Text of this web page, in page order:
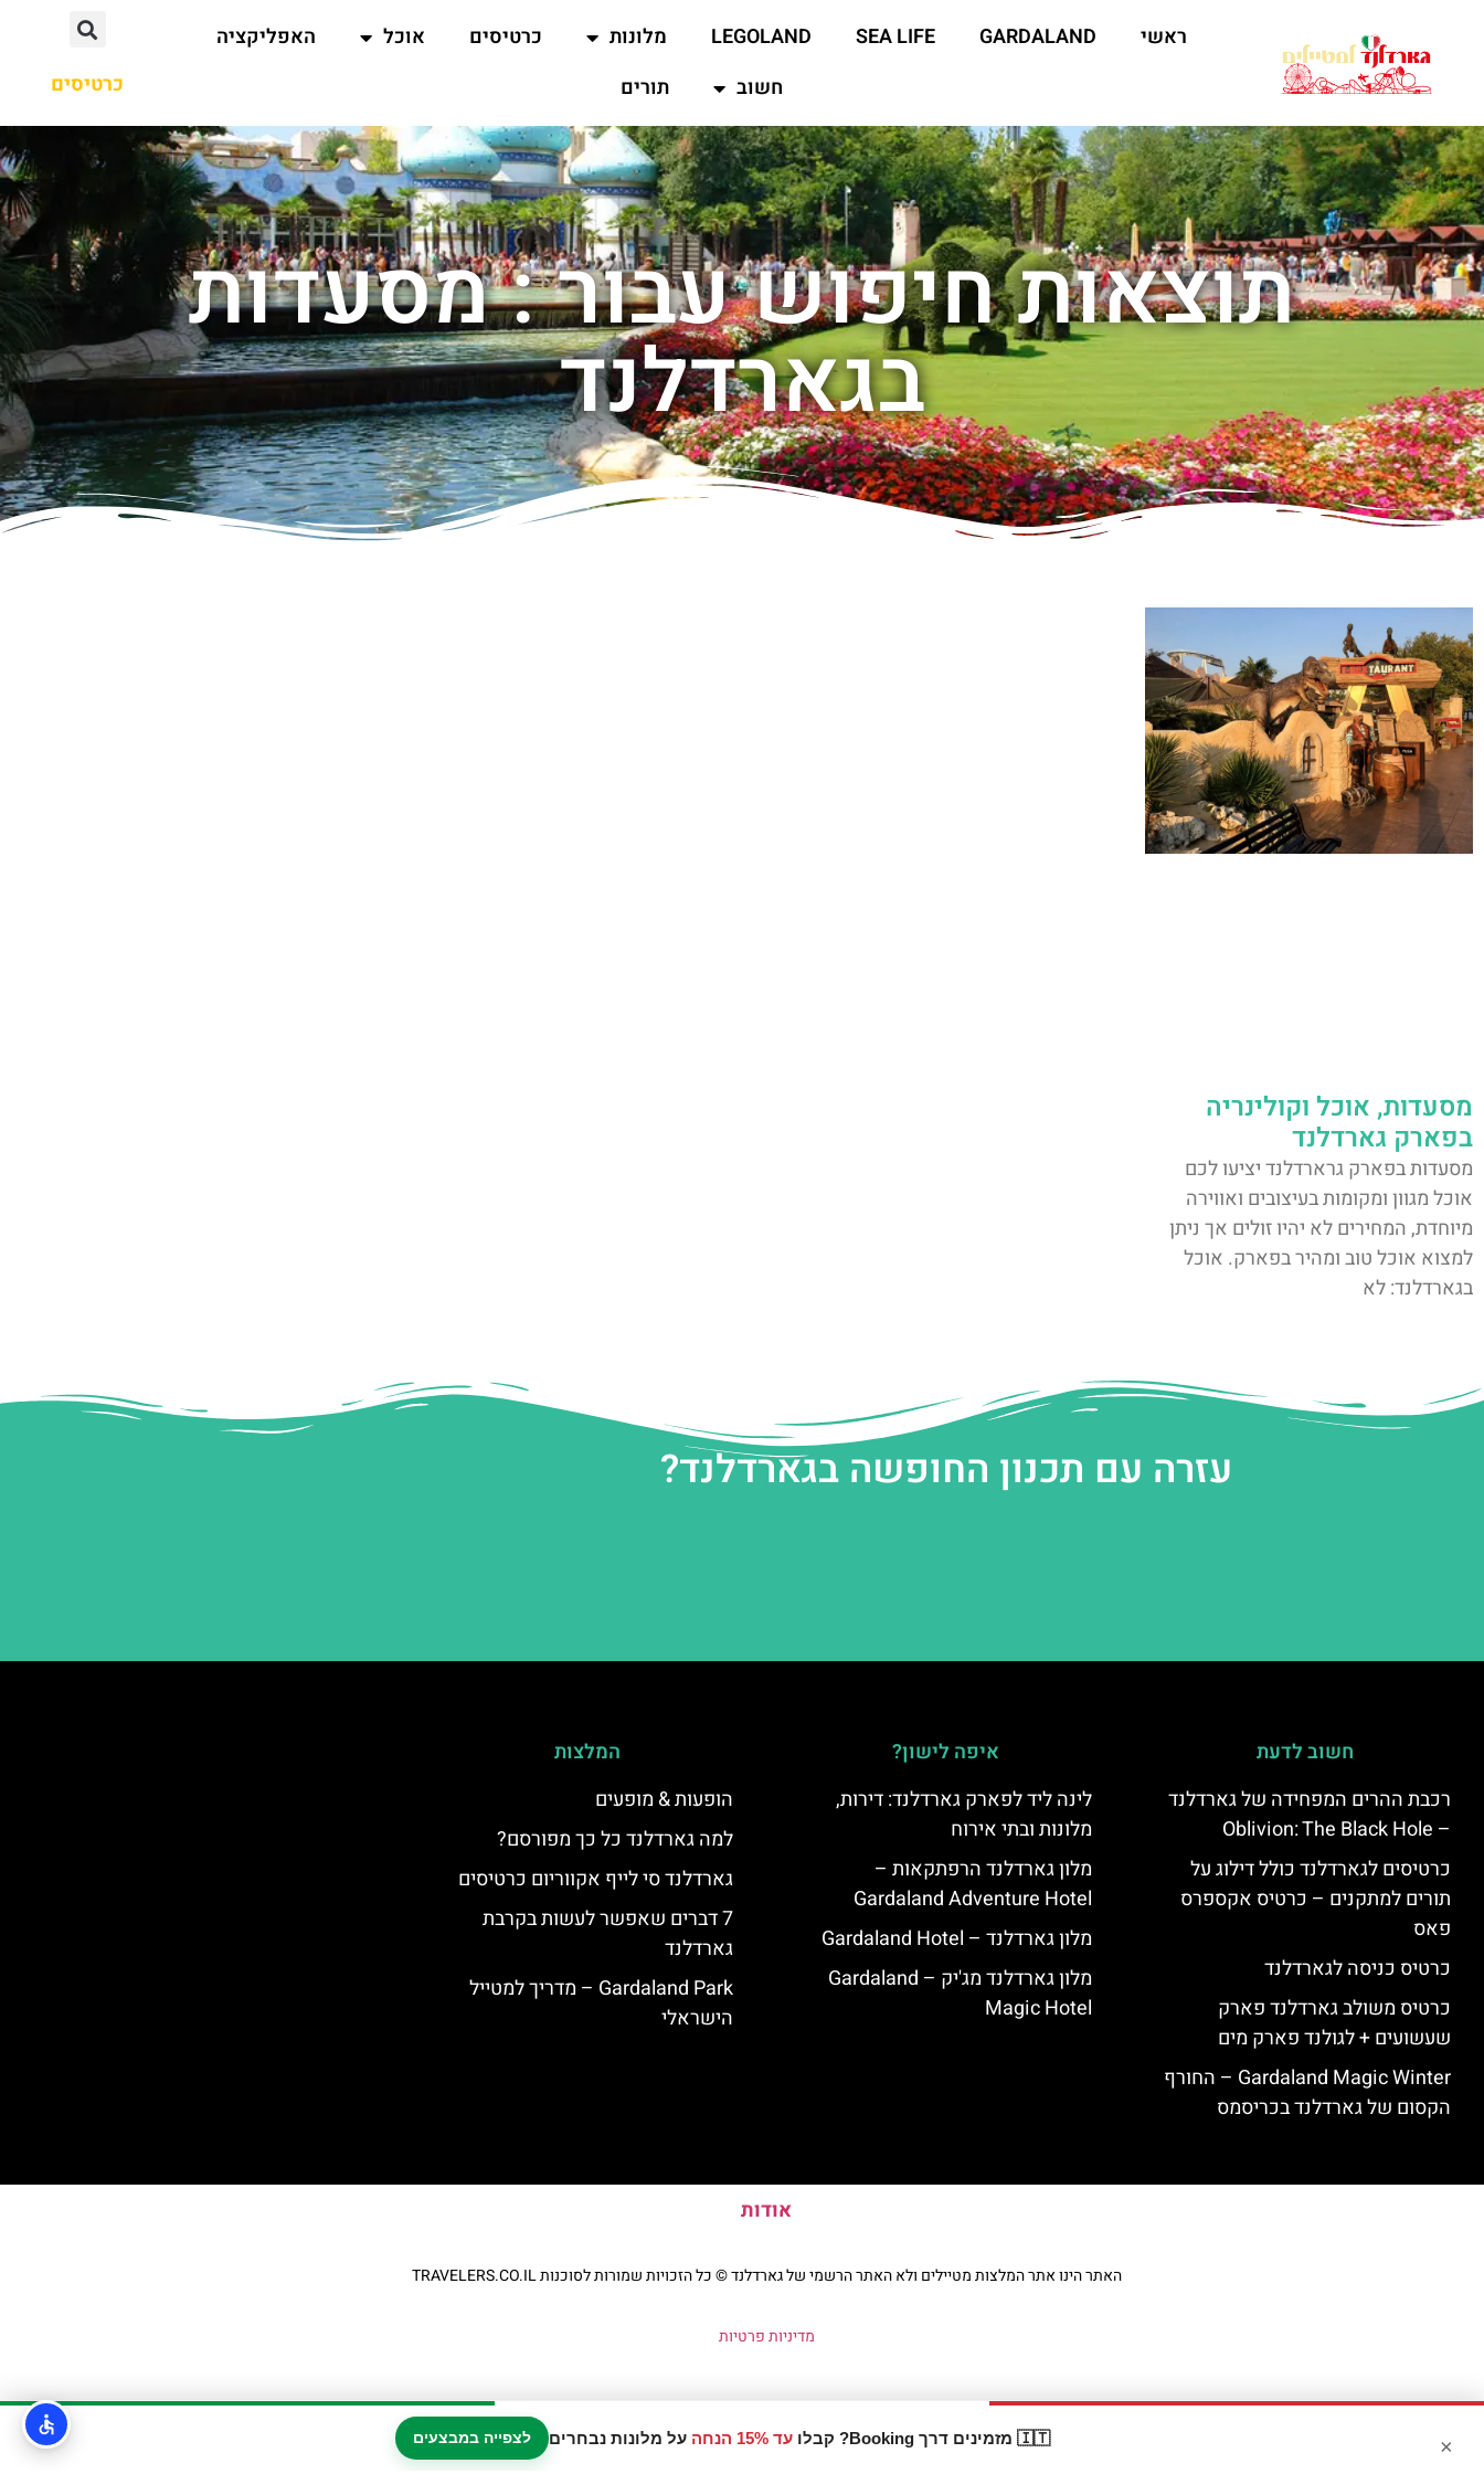
🇮🇹 מזמינים דרך Booking? קבלו עד 15% הנחה על מלונות נבחרים לצפייה במבצעים ×
ראשי GARDALAND
SEA LIFE
LEGOLAND מלונות כרטיסים אוכל
האפליקציה
חשוב
תורים כרטיסים
תוצאות חיפוש עבור : מסעדות
בגארדלנד
מסעדות, אוכל וקולינריה
בפארק גארדלנד
מסעדות בפארק גרארדלנד יציעו לכם
אוכל מגוון ומקומות בעיצובים ואווירה
מיוחדת, המחירים לא יהיו זולים אך ניתן
למצוא אוכל טוב ומהיר בפארק. אוכל
בגארדלנד: לא
עזרה עם תכנון החופשה בגארדלנד?
חשוב לדעת
רכבת ההרים המפחידה של גארדלנד
– Oblivion: The Black Hole
כרטיסים לגארדלנד כולל דילוג על
תורים למתקנים – כרטיס אקספרס
פאס
כרטיס כניסה לגארדלנד
כרטיס משולב גארדלנד פארק
שעשועים + לגולנד פארק מים
Gardaland Magic Winter – החורף
הקסום של גארדלנד בכריסמס
איפה לישון?
לינה ליד לפארק גארדלנד: דירות,
מלונות ובתי אירוח
מלון גארדלנד הרפתקאות –
Gardaland Adventure Hotel
מלון גארדלנד – Gardaland Hotel
מלון גארדלנד מג'יק – Gardaland
Magic Hotel
המלצות
הופעות & מופעים
למה גארדלנד כל כך מפורסם?
גארדלנד סי לייף אקווריום כרטיסים
7 דברים שאפשר לעשות בקרבת
גארדלנד
Gardaland Park – מדריך למטייל
הישראלי
אודות
האתר הינו אתר המלצות מטיילים ולא האתר הרשמי של גארדלנד © כל הזכויות שמורות לסוכנות TRAVELERS.CO.IL
מדיניות פרטיות